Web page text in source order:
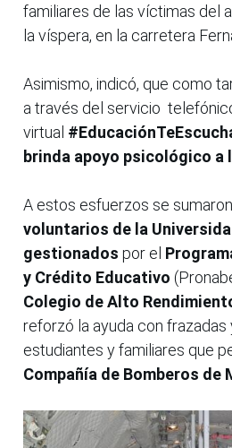
familiares de las víctimas del
la víspera, en la carretera
Asimismo, indicó, que como
a través del servicio
virtual
brinda apoyo psicológico
A estos esfuerzos se sumaron
voluntarios de la
gestionados por el
y Crédito Educativo
Colegio de Alto
reforzó la ayuda con
estudiantes y familiares que
Compañía de Bomberos de